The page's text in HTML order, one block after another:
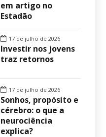
em artigo no
Estadão
17 de julho de 2026
Investir nos jovens
traz retornos
17 de julho de 2026
Sonhos, propósito e
cérebro: o que a
neurociência
explica?